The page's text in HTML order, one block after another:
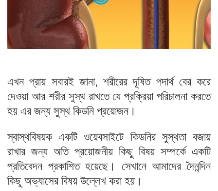
এখন প্রায় সবারই জানা, শরীরের দূষিত পদার্থ বের করে
দেওয়া আর শরীর সুস্থ রাখতে যে প্রক্রিয়া পরিচালনা করতে
হয় এর জন্য সুস্থ কিডনি প্রয়োজন।
স্বাস্থবিষয়ক একটি ওয়েবসাইটে কিডনির সুস্থতা বজায়
রাখার জন্য অতি প্রয়োজনীয় কিছু বিষয় সম্পর্কে একটি
প্রতিবেদন প্রকাশিত হয়েছে। সেখানে আমাদের দৈনন্দিন
কিছু অভ্যাসের বিষয় উল্লেখ করা হয়।